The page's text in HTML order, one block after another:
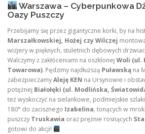
Warszawa – Cyberpunkowa
Oazy Puszczy
Przebijamy się przez gigantyczne korki, by na
Marszałkowskiej, Hożej czy Wilczej
wizjery w pięknych, stuletnich dębowych
Walczymy z zakłóceniami na oszklonej Woli (ul.
Towarowa). Pędzimy najdłuższą Puławską na
zabezpieczamyAleję KEN na Ursynowie i
potężnej Białołęki (ul. Modlińska,
też wyskoczyć na sielankowe, podmiejskie
180° do zacisznego Izabelina, tonących w
puszczy Truskawia oraz prężnie rosnących
gotowi do akcji!